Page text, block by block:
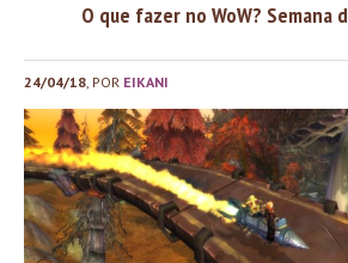
O que fazer no WoW? Semana
24/04/18, POR EIKANI